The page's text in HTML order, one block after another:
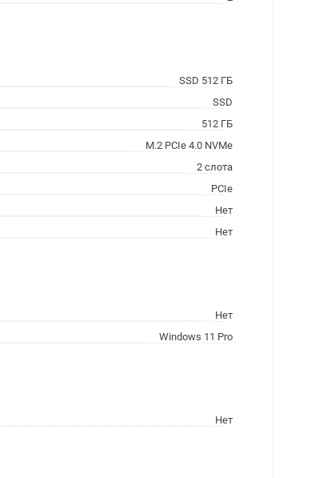
SSD 512 ГБ
SSD
512 ГБ
M.2 PCIe 4.0 NVMe
2 слота
PCIe
Нет
Нет
Нет
Windows 11 Pro
Нет